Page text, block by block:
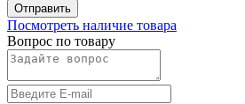
Отправить
Посмотреть наличие товара
Вопрос по товару